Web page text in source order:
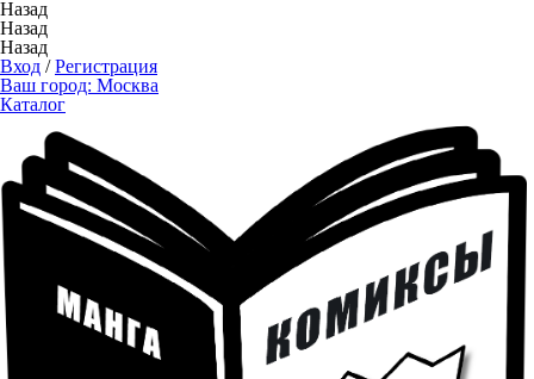
Назад
Назад
Назад
Вход /Регистрация
Ваш город: Москва
Каталог